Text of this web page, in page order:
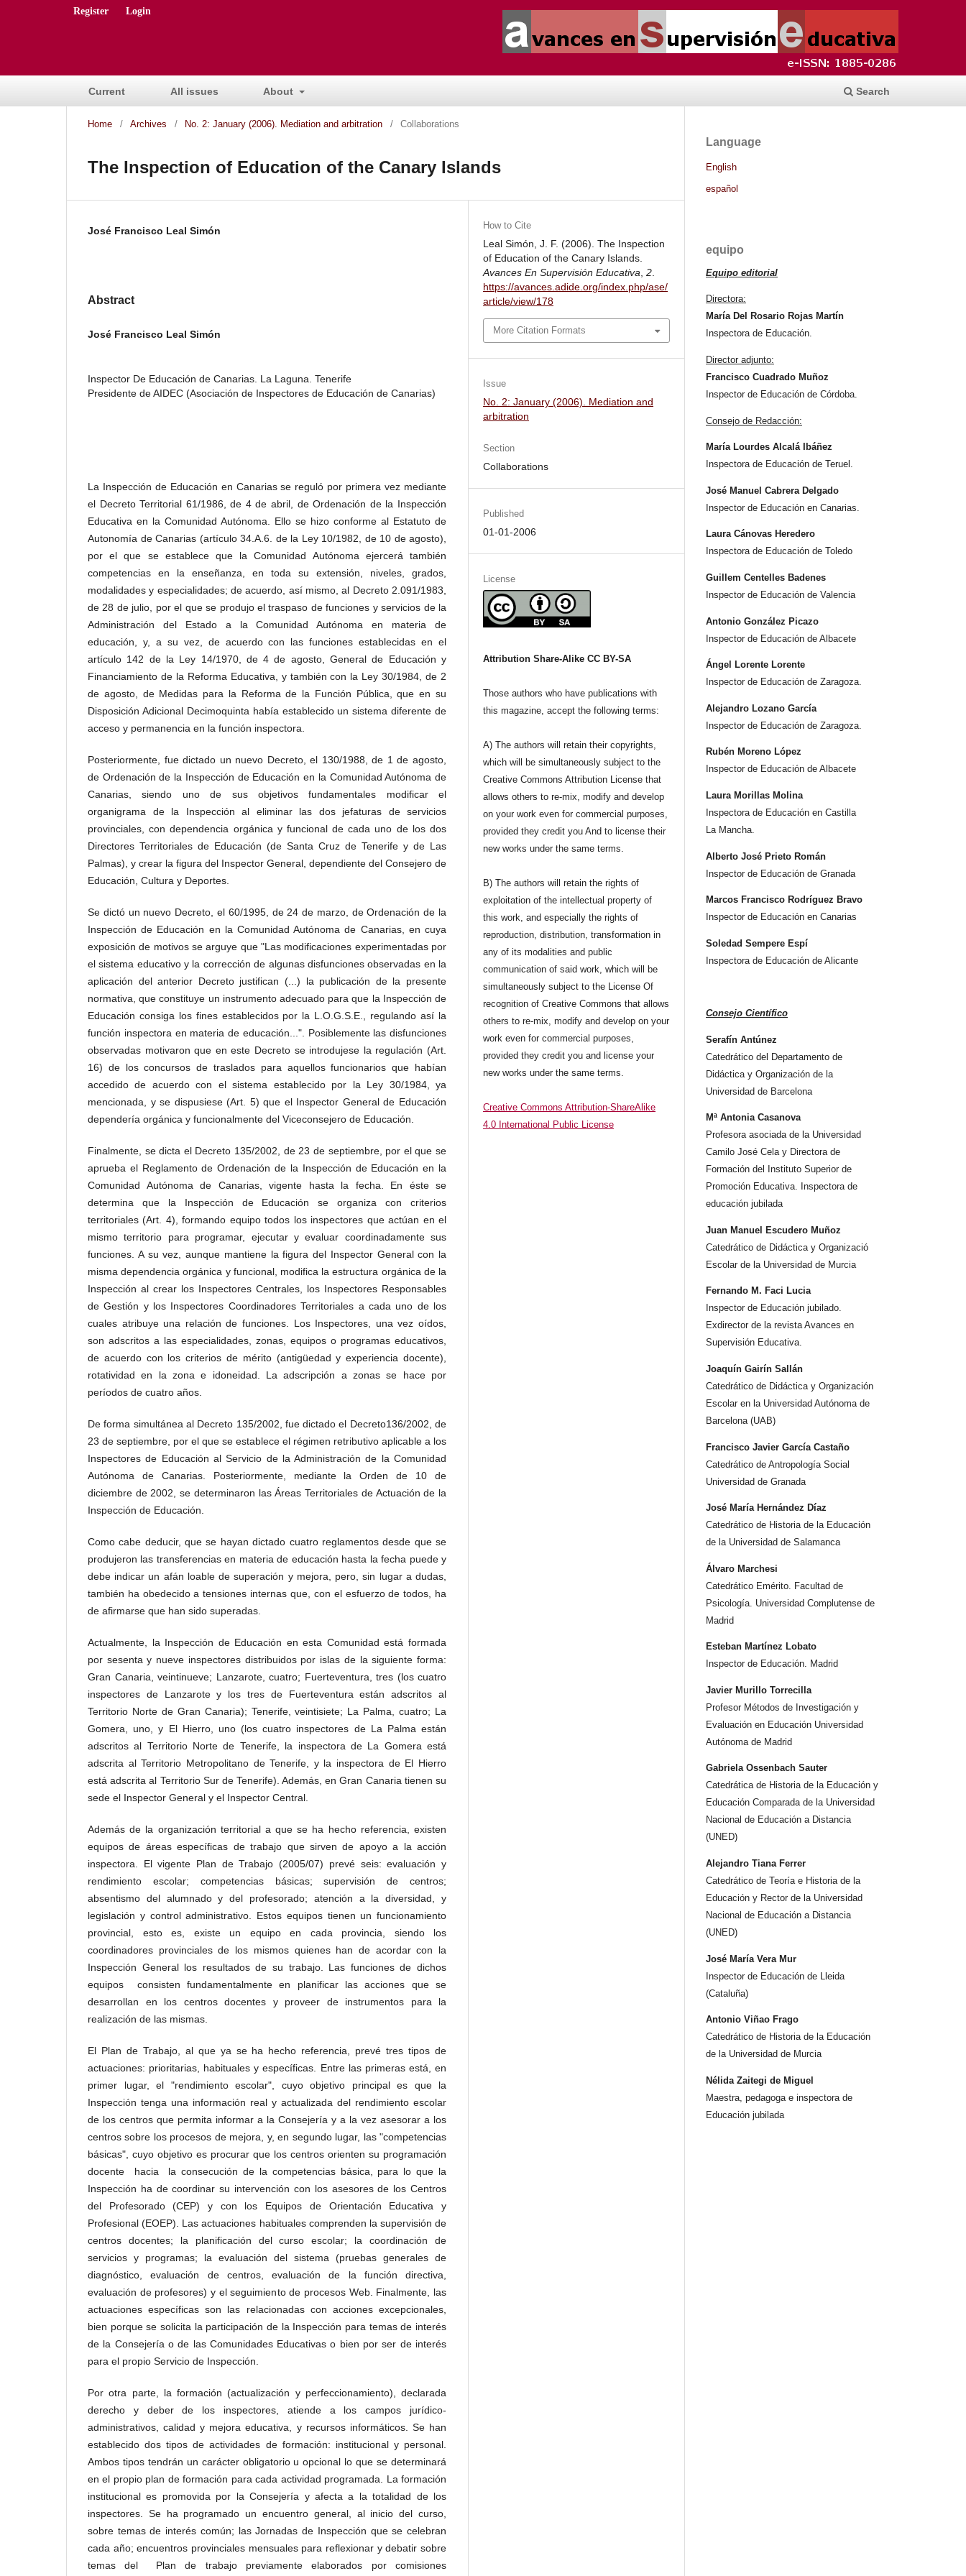
Current All issues About Search
Register Login
Home / Archives / No. 2: January (2006). Mediation and arbitration / Collaborations
The Inspection of Education of the Canary Islands
José Francisco Leal Simón
Abstract
José Francisco Leal Simón
Inspector De Educación de Canarias. La Laguna. Tenerife
Presidente de AIDEC (Asociación de Inspectores de Educación de Canarias)
La Inspección de Educación en Canarias se reguló por primera vez mediante
el Decreto Territorial 61/1986, de 4 de abril, de Ordenación de la Inspección
Educativa en la Comunidad Autónoma. Ello se hizo conforme al Estatuto de
Autonomía de Canarias (artículo 34.A.6. de la Ley 10/1982, de 10 de agosto),
por el que se establece que la Comunidad Autónoma ejercerá también
competencias en la enseñanza, en toda su extensión, niveles, grados,
modalidades y especialidades; de acuerdo, así mismo, al Decreto 2.091/1983,
de 28 de julio, por el que se produjo el traspaso de funciones y servicios de la
Administración del Estado a la Comunidad Autónoma en materia de
educación, y, a su vez, de acuerdo con las funciones establecidas en el
artículo 142 de la Ley 14/1970, de 4 de agosto, General de Educación y
Financiamiento de la Reforma Educativa, y también con la Ley 30/1984, de 2
de agosto, de Medidas para la Reforma de la Función Pública, que en su
Disposición Adicional Decimoquinta había establecido un sistema diferente de
acceso y permanencia en la función inspectora.
Posteriormente, fue dictado un nuevo Decreto, el 130/1988, de 1 de agosto,
de Ordenación de la Inspección de Educación en la Comunidad Autónoma de
Canarias, siendo uno de sus objetivos fundamentales modificar el
organigrama de la Inspección al eliminar las dos jefaturas de servicios
provinciales, con dependencia orgánica y funcional de cada uno de los dos
Directores Territoriales de Educación (de Santa Cruz de Tenerife y de Las
Palmas), y crear la figura del Inspector General, dependiente del Consejero de
Educación, Cultura y Deportes.
Se dictó un nuevo Decreto, el 60/1995, de 24 de marzo, de Ordenación de la
Inspección de Educación en la Comunidad Autónoma de Canarias, en cuya
exposición de motivos se arguye que "Las modificaciones experimentadas por
el sistema educativo y la corrección de algunas disfunciones observadas en la
aplicación del anterior Decreto justifican (...) la publicación de la presente
normativa, que constituye un instrumento adecuado para que la Inspección de
Educación consiga los fines establecidos por la L.O.G.S.E., regulando así la
función inspectora en materia de educación...". Posiblemente las disfunciones
observadas motivaron que en este Decreto se introdujese la regulación (Art.
16) de los concursos de traslados para aquellos funcionarios que habían
accedido de acuerdo con el sistema establecido por la Ley 30/1984, ya
mencionada, y se dispusiese (Art. 5) que el Inspector General de Educación
dependería orgánica y funcionalmente del Viceconsejero de Educación.
Finalmente, se dicta el Decreto 135/2002, de 23 de septiembre, por el que se
aprueba el Reglamento de Ordenación de la Inspección de Educación en la
Comunidad Autónoma de Canarias, vigente hasta la fecha. En éste se
determina que la Inspección de Educación se organiza con criterios
territoriales (Art. 4), formando equipo todos los inspectores que actúan en el
mismo territorio para programar, ejecutar y evaluar coordinadamente sus
funciones. A su vez, aunque mantiene la figura del Inspector General con la
misma dependencia orgánica y funcional, modifica la estructura orgánica de la
Inspección al crear los Inspectores Centrales, los Inspectores Responsables
de Gestión y los Inspectores Coordinadores Territoriales a cada uno de los
cuales atribuye una relación de funciones. Los Inspectores, una vez oídos,
son adscritos a las especialidades, zonas, equipos o programas educativos,
de acuerdo con los criterios de mérito (antigüedad y experiencia docente),
rotatividad en la zona e idoneidad. La adscripción a zonas se hace por
períodos de cuatro años.
De forma simultánea al Decreto 135/2002, fue dictado el Decreto136/2002, de
23 de septiembre, por el que se establece el régimen retributivo aplicable a los
Inspectores de Educación al Servicio de la Administración de la Comunidad
Autónoma de Canarias. Posteriormente, mediante la Orden de 10 de
diciembre de 2002, se determinaron las Áreas Territoriales de Actuación de la
Inspección de Educación.
Como cabe deducir, que se hayan dictado cuatro reglamentos desde que se
produjeron las transferencias en materia de educación hasta la fecha puede y
debe indicar un afán loable de superación y mejora, pero, sin lugar a dudas,
también ha obedecido a tensiones internas que, con el esfuerzo de todos, ha
de afirmarse que han sido superadas.
Actualmente, la Inspección de Educación en esta Comunidad está formada
por sesenta y nueve inspectores distribuidos por islas de la siguiente forma:
Gran Canaria, veintinueve; Lanzarote, cuatro; Fuerteventura, tres (los cuatro
inspectores de Lanzarote y los tres de Fuerteventura están adscritos al
Territorio Norte de Gran Canaria); Tenerife, veintisiete; La Palma, cuatro; La
Gomera, uno, y El Hierro, uno (los cuatro inspectores de La Palma están
adscritos al Territorio Norte de Tenerife, la inspectora de La Gomera está
adscrita al Territorio Metropolitano de Tenerife, y la inspectora de El Hierro
está adscrita al Territorio Sur de Tenerife). Además, en Gran Canaria tienen su
sede el Inspector General y el Inspector Central.
Además de la organización territorial a que se ha hecho referencia, existen
equipos de áreas específicas de trabajo que sirven de apoyo a la acción
inspectora. El vigente Plan de Trabajo (2005/07) prevé seis: evaluación y
rendimiento escolar; competencias básicas; supervisión de centros;
absentismo del alumnado y del profesorado; atención a la diversidad, y
legislación y control administrativo. Estos equipos tienen un funcionamiento
provincial, esto es, existe un equipo en cada provincia, siendo los
coordinadores provinciales de los mismos quienes han de acordar con la
Inspección General los resultados de su trabajo. Las funciones de dichos
equipos consisten fundamentalmente en planificar las acciones que se
desarrollan en los centros docentes y proveer de instrumentos para la
realización de las mismas.
El Plan de Trabajo, al que ya se ha hecho referencia, prevé tres tipos de
actuaciones: prioritarias, habituales y específicas. Entre las primeras está, en
primer lugar, el "rendimiento escolar", cuyo objetivo principal es que la
Inspección tenga una información real y actualizada del rendimiento escolar
de los centros que permita informar a la Consejería y a la vez asesorar a los
centros sobre los procesos de mejora, y, en segundo lugar, las "competencias
básicas", cuyo objetivo es procurar que los centros orienten su programación
docente hacia la consecución de la competencias básica, para lo que la
Inspección ha de coordinar su intervención con los asesores de los Centros
del Profesorado (CEP) y con los Equipos de Orientación Educativa y
Profesional (EOEP). Las actuaciones habituales comprenden la supervisión de
centros docentes; la planificación del curso escolar; la coordinación de
servicios y programas; la evaluación del sistema (pruebas generales de
diagnóstico, evaluación de centros, evaluación de la función directiva,
evaluación de profesores) y el seguimiento de procesos Web. Finalmente, las
actuaciones específicas son las relacionadas con acciones excepcionales,
bien porque se solicita la participación de la Inspección para temas de interés
de la Consejería o de las Comunidades Educativas o bien por ser de interés
para el propio Servicio de Inspección.
Por otra parte, la formación (actualización y perfeccionamiento), declarada
derecho y deber de los inspectores, atiende a los campos jurídico-
administrativos, calidad y mejora educativa, y recursos informáticos. Se han
establecido dos tipos de actividades de formación: institucional y personal.
Ambos tipos tendrán un carácter obligatorio u opcional lo que se determinará
en el propio plan de formación para cada actividad programada. La formación
institucional es promovida por la Consejería y afecta a la totalidad de los
inspectores. Se ha programado un encuentro general, al inicio del curso,
sobre temas de interés común; las Jornadas de Inspección que se celebran
cada año; encuentros provinciales mensuales para reflexionar y debatir sobre
temas del Plan de trabajo previamente elaborados por comisiones
How to Cite
Leal Simón, J. F. (2006). The Inspection
of Education of the Canary Islands.
Avances En Supervisión Educativa ,2
https://avances.adide.org/index.php/ase/
article/view/178
More Citation Formats
Issue
No. 2: January (2006). Mediation and
arbitration
Section
Collaborations
Published
01-01-2006
License
Attribution Share-Alike CC BY-SA
Those authors who have publications with
this magazine, accept the following terms:
A) The authors will retain their copyrights,
which will be simultaneously subject to the
Creative Commons Attribution License that
allows others to re-mix, modify and develop
on your work even for commercial purposes,
provided they credit you And to license their
new works under the same terms.
B) The authors will retain the rights of
exploitation of the intellectual property of
this work, and especially the rights of
reproduction, distribution, transformation in
any of its modalities and public
communication of said work, which will be
simultaneously subject to the License Of
recognition of Creative Commons that allows
others to re-mix, modify and develop on your
work even for commercial purposes,
provided they credit you and license your
new works under the same terms.
Creative Commons Attribution-ShareAlike
4.0 International Public License
Language
English
español
equipo
Equipo editorial
Directora:
María Del Rosario Rojas Martín
Inspectora de Educación.
Director adjunto:
Francisco Cuadrado Muñoz
Inspector de Educación de Córdoba.
Consejo de Redacción:
María Lourdes Alcalá Ibáñez
Inspectora de Educación de Teruel.
José Manuel Cabrera Delgado
Inspector de Educación en Canarias.
Laura Cánovas Heredero
Inspectora de Educación de Toledo
Guillem Centelles Badenes
Inspector de Educación de Valencia
Antonio González Picazo
Inspector de Educación de Albacete
Ángel Lorente Lorente
Inspector de Educación de Zaragoza.
Alejandro Lozano García
Inspector de Educación de Zaragoza.
Rubén Moreno López
Inspector de Educación de Albacete
Laura Morillas Molina
Inspectora de Educación en Castilla
La Mancha.
Alberto José Prieto Román
Inspector de Educación de Granada
Marcos Francisco Rodríguez Bravo
Inspector de Educación en Canarias
Soledad Sempere Espí
Inspectora de Educación de Alicante
Consejo Científico
Serafín Antúnez
Catedrático del Departamento de
Didáctica y Organización de la
Universidad de Barcelona
Mª Antonia Casanova
Profesora asociada de la Universidad
Camilo José Cela y Directora de
Formación del Instituto Superior de
Promoción Educativa. Inspectora de
educación jubilada
Juan Manuel Escudero Muñoz
Catedrático de Didáctica y Organizació
Escolar de la Universidad de Murcia
Fernando M. Faci Lucia
Inspector de Educación jubilado.
Exdirector de la revista Avances en
Supervisión Educativa.
Joaquín Gairín Sallán
Catedrático de Didáctica y Organización
Escolar en la Universidad Autónoma de
Barcelona (UAB)
Francisco Javier García Castaño
Catedrático de Antropología Social
Universidad de Granada
José María Hernández Díaz
Catedrático de Historia de la Educación
de la Universidad de Salamanca
Álvaro Marchesi
Catedrático Emérito. Facultad de
Psicología. Universidad Complutense de
Madrid
Esteban Martínez Lobato
Inspector de Educación. Madrid
Javier Murillo Torrecilla
Profesor Métodos de Investigación y
Evaluación en Educación Universidad
Autónoma de Madrid
Gabriela Ossenbach Sauter
Catedrática de Historia de la Educación y
Educación Comparada de la Universidad
Nacional de Educación a Distancia
(UNED)
Alejandro Tiana Ferrer
Catedrático de Teoría e Historia de la
Educación y Rector de la Universidad
Nacional de Educación a Distancia
(UNED)
José María Vera Mur
Inspector de Educación de Lleida
(Cataluña)
Antonio Viñao Frago
Catedrático de Historia de la Educación
de la Universidad de Murcia
Nélida Zaitegi de Miguel
Maestra, pedagoga e inspectora de
Educación jubilada